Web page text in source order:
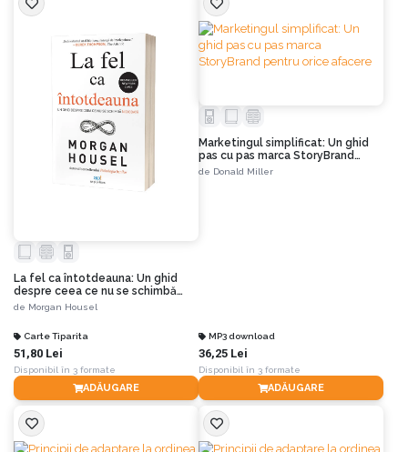
La fel ca întotdeauna: Un ghid
despre ceea ce nu se schimbă
niciodată
de Morgan Housel
Carte Tiparita
51,80 Lei
Disponibil în 3 formate
ADĂUGARE
Marketingul simplificat: Un ghid
pas cu pas marca StoryBrand
pentru orice afacere
de Donald Miller
MP3 download
36,25 Lei
Disponibil în 3 formate
ADĂUGARE